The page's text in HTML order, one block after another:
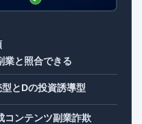
業と照合できる
とDの投資誘導型
ンテンツ副業詐欺